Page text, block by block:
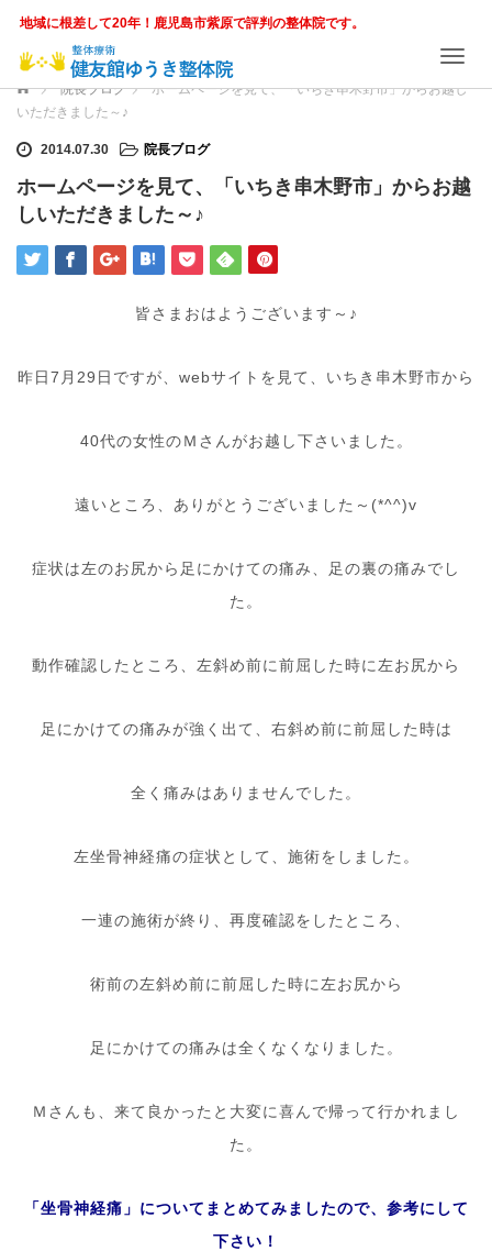
地域に根差して20年！鹿児島市紫原で評判の整体院です。
T
n
ホーム 院長ブログ
ホームページを見て、「いちき串木野市」からお越し
いただきました～♪
2014.07.30 院長ブログ
ホームページを見て、「いちき串木野市」からお越
しいただきました～♪
皆さまおはようございます～♪
昨日7月29日ですが、webサイトを見て、いちき串木野市から
40代の女性のＭさんがお越し下さいました。
遠いところ、ありがとうございました～(*^^)v
症状は左のお尻から足にかけての痛み、足の裏の痛みでし
た。
動作確認したところ、左斜め前に前屈した時に左お尻から
足にかけての痛みが強く出て、右斜め前に前屈した時は
全く痛みはありませんでした。
左坐骨神経痛の症状として、施術をしました。
一連の施術が終り、再度確認をしたところ、
術前の左斜め前に前屈した時に左お尻から
足にかけての痛みは全くなくなりました。
Ｍさんも、来て良かったと大変に喜んで帰って行かれまし
た。
「坐骨神経痛」についてまとめてみましたので、参考にして
下さい！